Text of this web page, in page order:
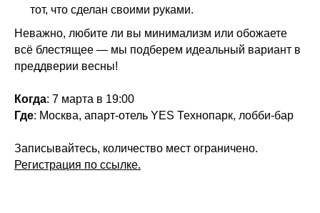
тот, что сделан своими руками.
Неважно, любите ли вы минимализм или обожаете
всё блестящее — мы подберем идеальный вариант в
преддверии весны!
Когда: 7 марта в 19:00
Где: Москва, апарт-отель YES Технопарк, лобби-бар
Записывайтесь, количество мест ограничено.
Регистрация по ссылке.